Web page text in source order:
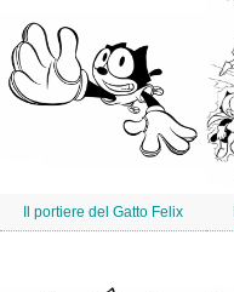
Il portiere del Gatto Felix